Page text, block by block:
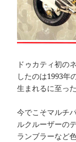
ドゥカティ初の
したのは1993年
生まれるに至っ
今でこそマルチ
ルクルーザーの
ランブラーなど